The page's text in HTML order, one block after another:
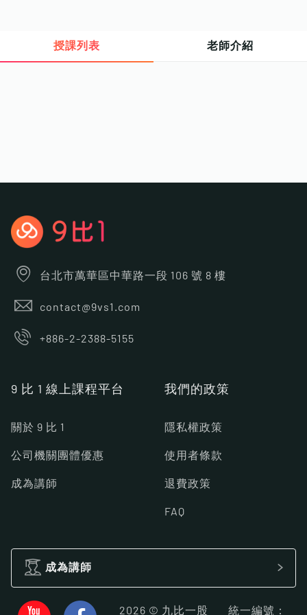
授課列表 老師介紹
台北市萬華區中華路一段 106 號 8 樓
contact@9vs1.com
+886-2-2388-5155
9 比 1 線上課程平台
關於 9 比 1
公司機關團體優惠
成為講師
我們的政策
隱私權政策
使用者條款
退費政策
FAQ
成為講師
2026 © 九比一股 統一編號：